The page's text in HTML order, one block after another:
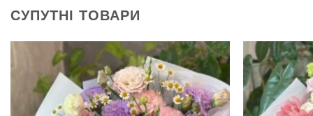
СУПУТНІ ТОВАРИ